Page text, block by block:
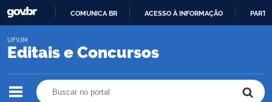
O
COMUNICA BR ACESSO À INFORMAÇÃO
Editais e Concursos
UFVJM